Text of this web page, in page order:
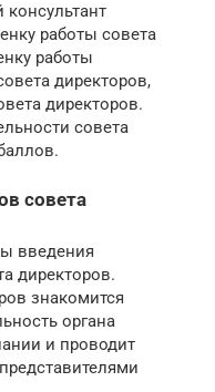
работы совета
работы
директоров,
директоров.
совета
совета
введения
директоров.
знакомится
органа
и проводит